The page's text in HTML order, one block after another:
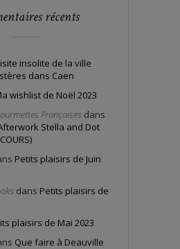
récents
insolite de la ville
dans Caen
wishlist de Noël 2023
Françaises dans
Stella and Dot
Petits plaisirs de Juin
dans Petits plaisirs de
plaisirs de Mai 2023
Que faire à Deauville